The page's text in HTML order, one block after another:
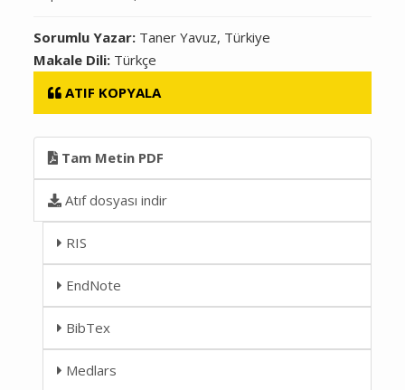
Sorumlu Yazar: Taner Yavuz, Türkiye
Makale Dili: Türkçe
ATIF KOPYALA
Tam Metin PDF
Atıf dosyası indir
RIS
EndNote
BibTex
Medlars